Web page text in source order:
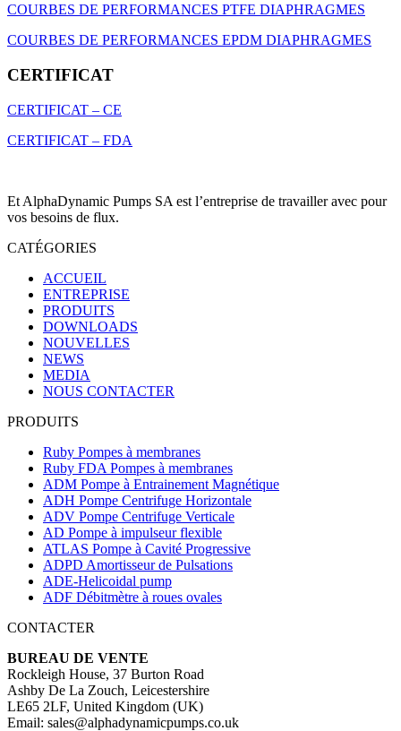
COURBES DE PERFORMANCES PTFE DIAPHRAGMES
COURBES DE PERFORMANCES EPDM DIAPHRAGMES
CERTIFICAT
CERTIFICAT – CE
CERTIFICAT – FDA
Et AlphaDynamic Pumps SA est l’entreprise de travailler avec pour
vos besoins de flux.
CATÉGORIES
ACCUEIL
ENTREPRISE
PRODUITS
DOWNLOADS
NOUVELLES
NEWS
MEDIA
NOUS CONTACTER
PRODUITS
Ruby Pompes à membranes
Ruby FDA Pompes à membranes
ADM Pompe à Entrainement Magnétique
ADH Pompe Centrifuge Horizontale
ADV Pompe Centrifuge Verticale
AD Pompe à impulseur flexible
ATLAS Pompe à Cavité Progressive
ADPD Amortisseur de Pulsations
ADE-Helicoidal pump
ADF Débitmètre à roues ovales
CONTACTER
BUREAU DE VENTE
Rockleigh House, 37 Burton Road
Ashby De La Zouch, Leicestershire
LE65 2LF, United Kingdom (UK)
Email: sales@alphadynamicpumps.co.uk